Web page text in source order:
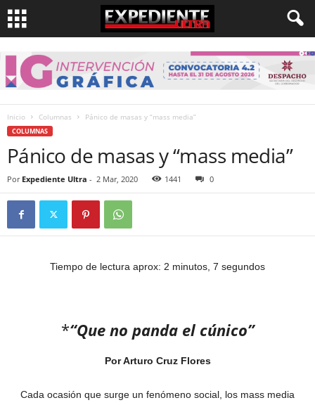
Inicio Columnas Pánico de masas y “mass media”
COLUMNAS
Pánico de masas y “mass media”
Por Expediente Ultra - 2 Mar, 2020 1441 0
Tiempo de lectura aprox: 2 minutos, 7 segundos
*“Que no panda el cúnico”
Por Arturo Cruz Flores
Cada ocasión que surge un fenómeno social, los mass media